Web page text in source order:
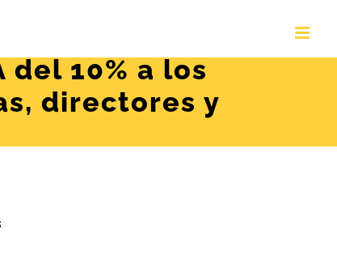
10% a los
directores y